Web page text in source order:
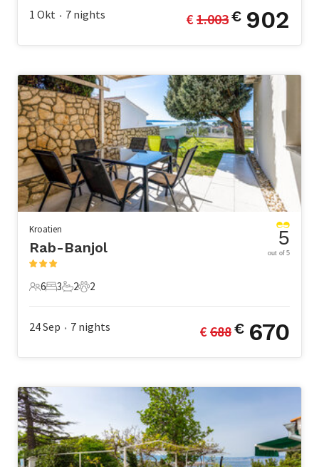
1 Okt • 7 nights € 1.003€ 902
Kroatien
Rab-Banjol
6 Gäste
6
3 Schlafzimmer
3
2 Badezimmer
2
2 Haustiere
2
5
out of 5
24 Sep • 7 nights € 688€ 670